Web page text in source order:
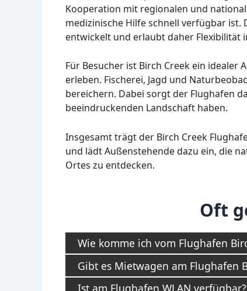
Kooperation mit regionalen und
medizinische Hilfe schnell verfügbar ist.
entwickelt und erlaubt daher Flexibilität
Für Besucher ist Birch Creek ein idealer
erleben. Fischerei, Jagd und
bereichern. Dabei sorgt der Flughafen
beeindruckenden Landschaft haben.
Insgesamt trägt der Birch Creek
und lädt Außenstehende dazu ein, die
Ortes zu entdecken.
Oft
Wie komme ich vom Flughafen
Gibt es Mietwagen am Flughafen
Ist am Flughafen WLAN verfügbar?